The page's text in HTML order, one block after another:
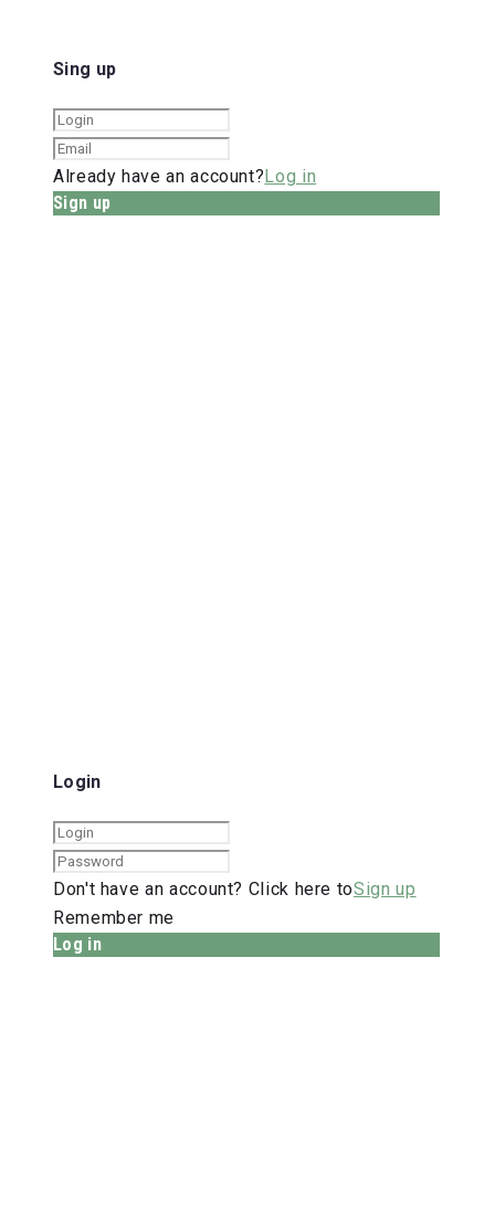
Sing up
Already have an account?Log in
Sign up
Login
Don't have an account? Click here toSign up
Remember me
Log in